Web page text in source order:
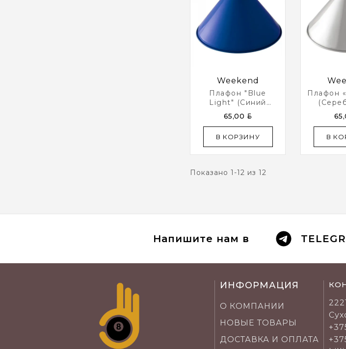
Weekend
Плафон "Blue
Light" (синий
D35см)
65,00 BYN
В КОРЗИНУ
Плафон
В
Показано 1-12 из 12
Напишите нам в
ИНФОРМАЦИЯ
О КОМПАНИИ
НОВЫЕ ТОВАРЫ
ДОСТАВКА И ОПЛАТА